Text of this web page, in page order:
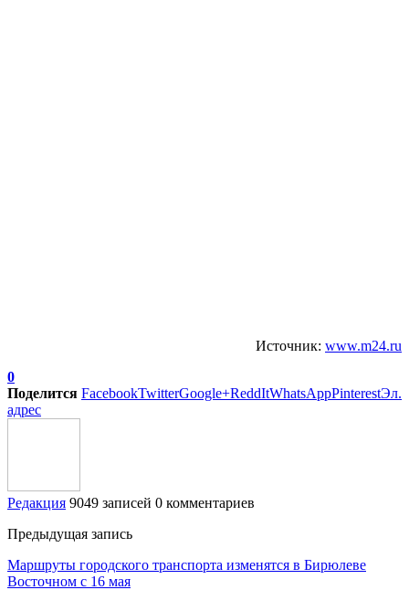
Источник: www.m24.ru
0
Поделится FacebookTwitterGoogle+ReddItWhatsAppPinterestЭл.
адрес
Редакция 9049 записей 0 комментариев
Предыдущая запись
Маршруты городского транспорта изменятся в Бирюлеве
Восточном с 16 мая